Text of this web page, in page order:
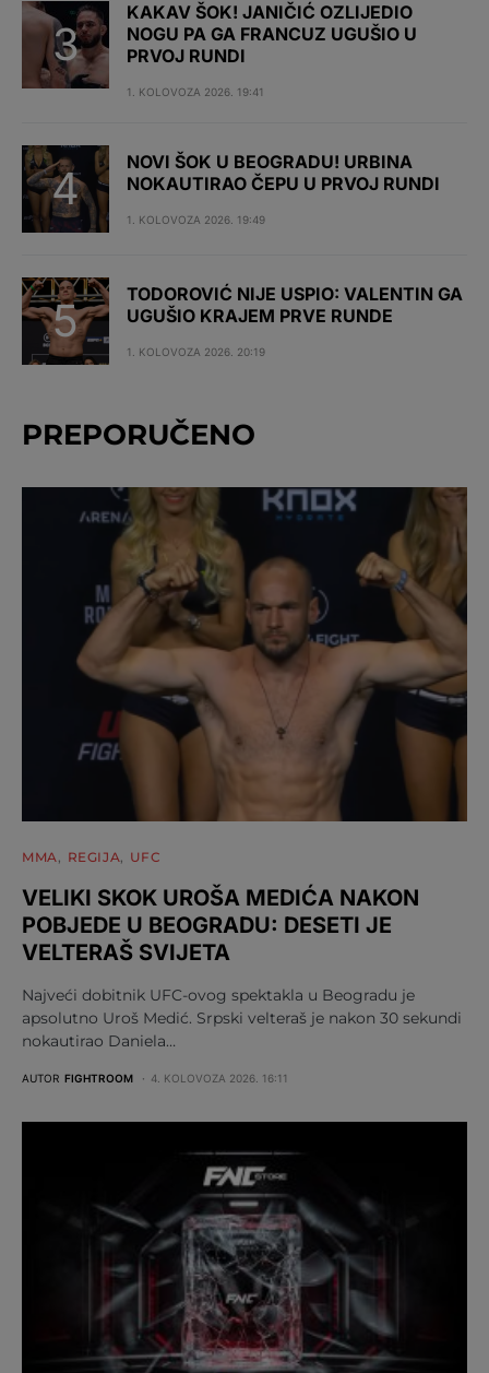
KAKAV ŠOK! JANIČIĆ OZLIJEDIO
NOGU PA GA FRANCUZ UGUŠIO U
PRVOJ RUNDI
1. KOLOVOZA 2026. 19:41
NOVI ŠOK U BEOGRADU! URBINA
NOKAUTIRAO ČEPU U PRVOJ RUNDI
1. KOLOVOZA 2026. 19:49
TODOROVIĆ NIJE USPIO: VALENTIN GA
UGUŠIO KRAJEM PRVE RUNDE
1. KOLOVOZA 2026. 20:19
PREPORUČENO
MMA REGIJA UFC
VELIKI SKOK UROŠA MEDIĆA NAKON
POBJEDE U BEOGRADU: DESETI JE
VELTERAŠ SVIJETA
Najveći dobitnik UFC-ovog spektakla u Beogradu je
apsolutno Uroš Medić. Srpski velteraš je nakon 30 sekundi
nokautirao Daniela…
AUTOR FIGHTROOM 4. KOLOVOZA 2026. 16:11